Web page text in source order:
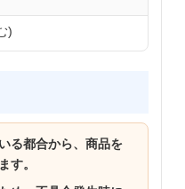
)
る都合から、商品を
す。